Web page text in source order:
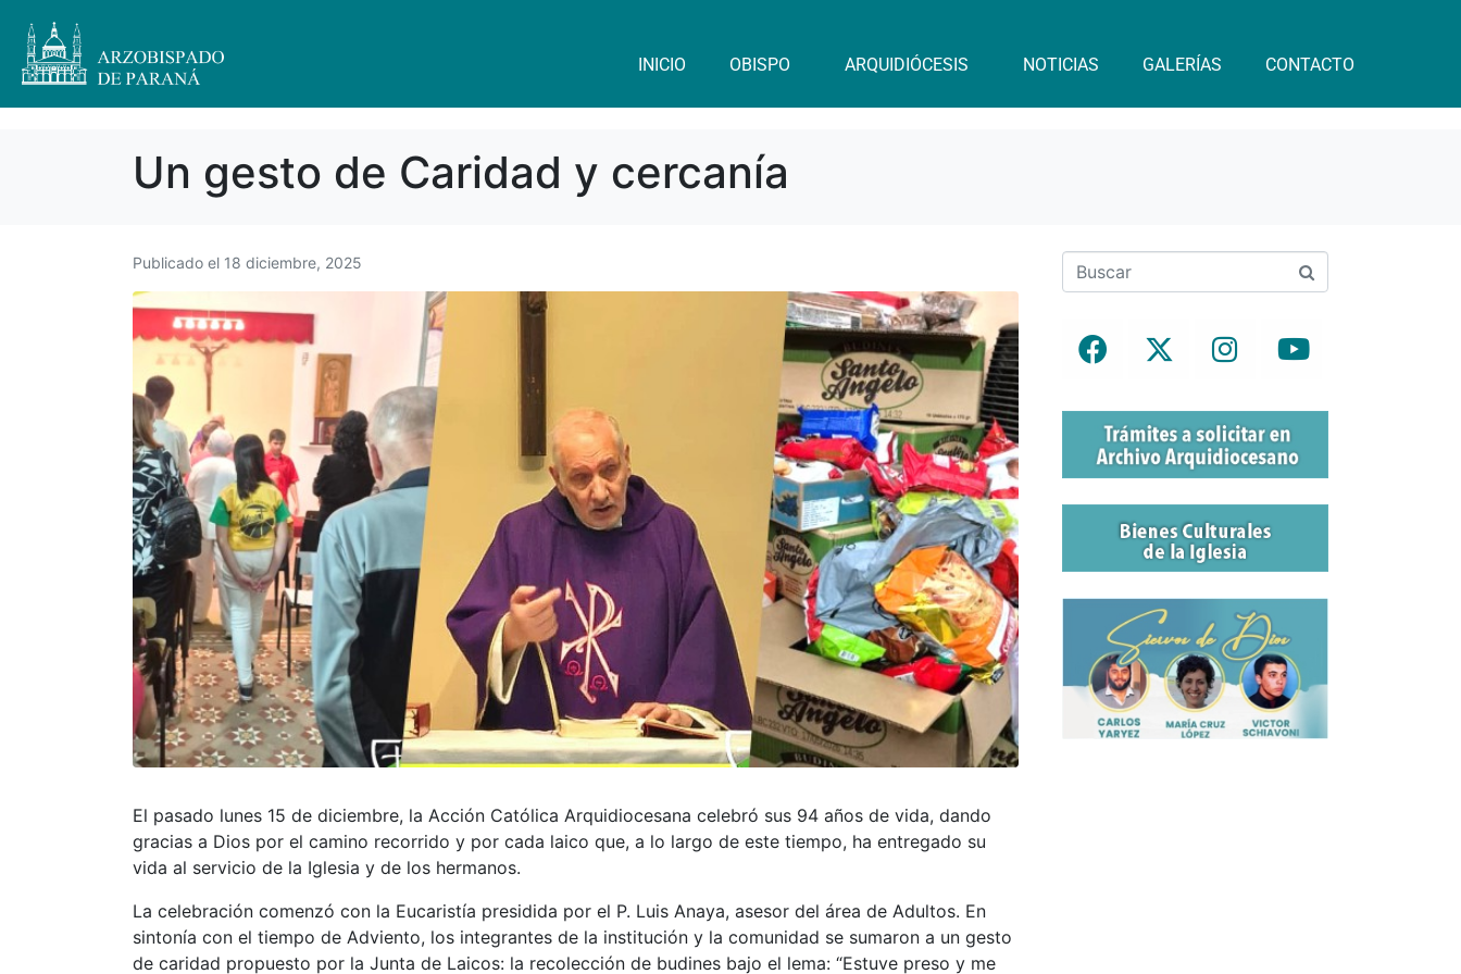
INICIO OBISPO ARQUIDIÓCESIS NOTICIAS GALERÍAS CONTACTO
Un gesto de Caridad y cercanía
Publicado el 18 diciembre, 2025
El pasado lunes 15 de diciembre, la Acción Católica Arquidiocesana celebró sus 94 años de vida, dando
gracias a Dios por el camino recorrido y por cada laico que, a lo largo de este tiempo, ha entregado su
vida al servicio de la Iglesia y de los hermanos.
La celebración comenzó con la Eucaristía presidida por el P. Luis Anaya, asesor del área de Adultos. En
sintonía con el tiempo de Adviento, los integrantes de la institución y la comunidad se sumaron a un gesto
de caridad propuesto por la Junta de Laicos: la recolección de budines bajo el lema: “Estuve preso y me